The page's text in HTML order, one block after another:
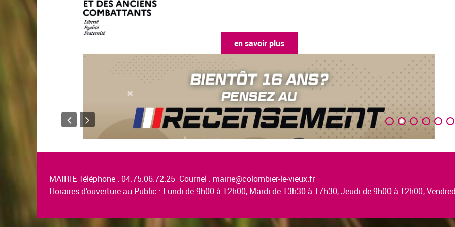
en savoir plus
MAIRIE Téléphone : 04.75.06.72.25 Courriel : mairie@colombier-le-vieux.fr
Horaires d’ouverture au Public : Lundi de 9h00 à 12h00, Mardi de 13h30 à 17h30, Jeudi de 9h00 à 12h00,